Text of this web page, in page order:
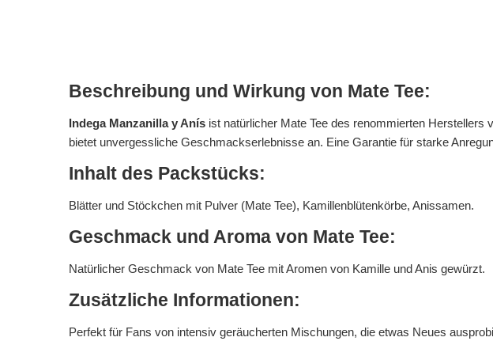
Beschreibung und Wirkung von Mate Tee:
Indega Manzanilla y Anís ist natürlicher Mate Tee des renommierten
bietet unvergessliche Geschmackserlebnisse an. Eine Garantie für starke
Inhalt des Packstücks:
Blätter und Stöckchen mit Pulver (Mate Tee), Kamillenblütenkörbe, Anissamen.
Geschmack und Aroma von Mate Tee:
Natürlicher Geschmack von Mate Tee mit Aromen von Kamille und Anis gewürzt.
Zusätzliche Informationen:
Perfekt für Fans von intensiv geräucherten Mischungen, die etwas Neues